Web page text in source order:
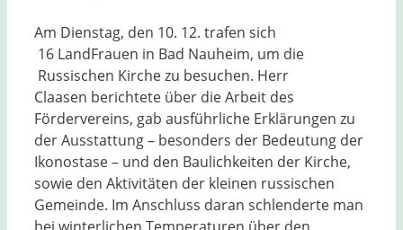
Am Dienstag, den 10. 12. trafen sich
16 LandFrauen in Bad Nauheim, um die
Russischen Kirche zu besuchen. Herr
Claasen berichtete über die Arbeit des
Fördervereins, gab ausführliche Erklärungen zu
der Ausstattung – besonders der Bedeutung der
Ikonostase – und den Baulichkeiten der Kirche,
sowie den Aktivitäten der kleinen russischen
Gemeinde. Im Anschluss daran schlenderte man